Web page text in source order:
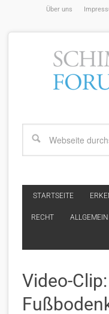
Über uns
STARTSEITE
RECHT ALLGEMEIN
Video-